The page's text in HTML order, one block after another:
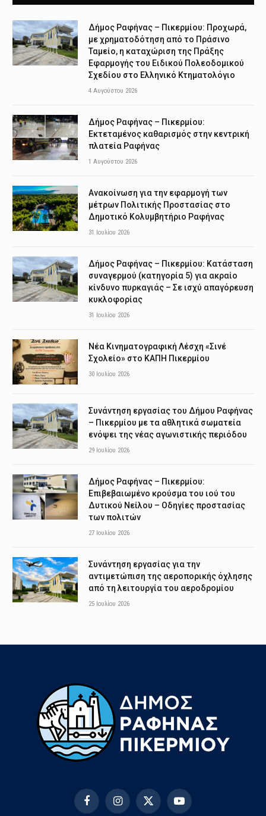
Δήμος Ραφήνας – Πικερμίου: Προχωρά,
με χρηματοδότηση από το Πράσινο
Ταμείο, η καταχώριση της Πράξης
Εφαρμογής του Ειδικού Πολεοδομικού
Σχεδίου στο Ελληνικό Κτηματολόγιο
4 Αυγούστου 2026
Δήμος Ραφήνας – Πικερμίου:
Εκτεταμένος καθαρισμός στην κεντρική
πλατεία Ραφήνας
1 Αυγούστου 2026
Ανακοίνωση για την εφαρμογή των
μέτρων Πολιτικής Προστασίας στο
Δημοτικό Κολυμβητήριο Ραφήνας
31 Ιουλίου 2026
Δήμος Ραφήνας – Πικερμίου: Κατάσταση
συναγερμού (κατηγορία 5) για ακραίο
κίνδυνο πυρκαγιάς – Σε ισχύ απαγόρευση
κυκλοφορίας
31 Ιουλίου 2026
Νέα Κινηματογραφική Λέσχη «Σινέ
Σχολείο» στο ΚΑΠΗ Πικερμίου
30 Ιουλίου 2026
Συνάντηση εργασίας του Δήμου Ραφήνας
– Πικερμίου με τα αθλητικά σωματεία
ενόψει της νέας αγωνιστικής περιόδου
29 Ιουλίου 2026
Δήμος Ραφήνας – Πικερμίου:
Επιβεβαιωμένο κρούσμα του ιού του
Δυτικού Νείλου – Οδηγίες προστασίας
των πολιτών
27 Ιουλίου 2026
Συνάντηση εργασίας για την
αντιμετώπιση της αεροπορικής όχλησης
από τη λειτουργία του αεροδρομίου
25 Ιουλίου 2026
FacebookInstagramX
YouTube